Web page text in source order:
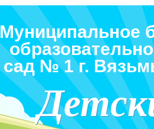
Муниципальное
сад № 1 г.